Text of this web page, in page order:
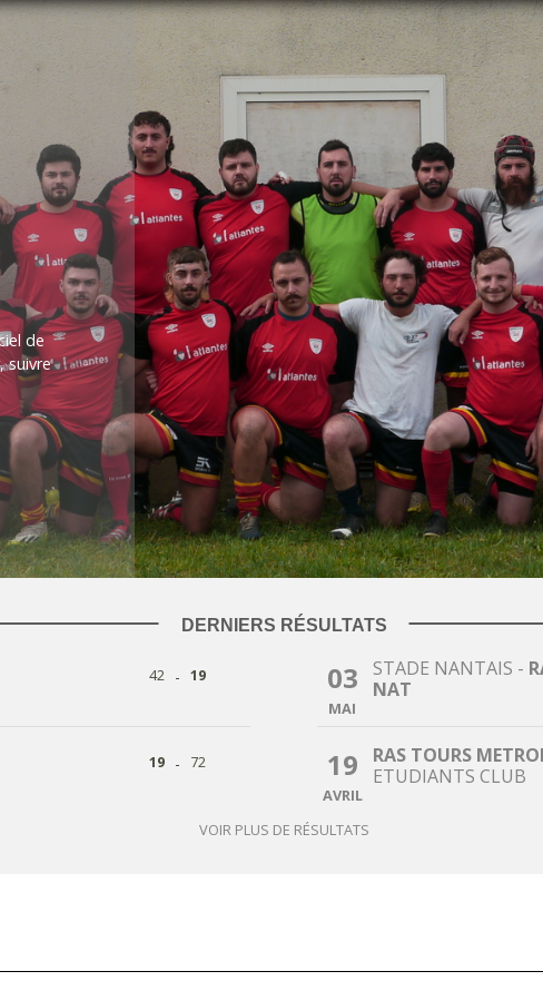
de
suivre
DERNIERS RÉSULTATS
42 - 19
19 - 72
03
MAI
STADE NANTAIS -
NAT
19
AVRIL
RAS TOURS
ETUDIANTS CLUB
VOIR PLUS DE RÉSULTATS